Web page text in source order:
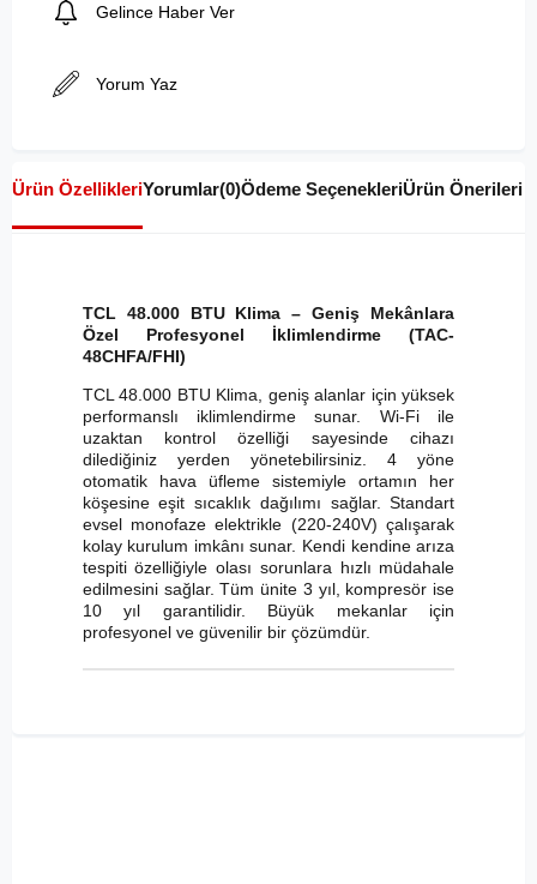
Gelince Haber Ver
Yorum Yaz
Ürün ÖzellikleriYorumlar(0)Ödeme SeçenekleriÜrün Önerileri
TCL 48.000 BTU Klima – Geniş Mekânlara
Özel Profesyonel İklimlendirme (TAC-
48CHFA/FHI)
TCL 48.000 BTU Klima, geniş alanlar için yüksek
performanslı iklimlendirme sunar. Wi-Fi ile
uzaktan kontrol özelliği sayesinde cihazı
dilediğiniz yerden yönetebilirsiniz. 4 yöne
otomatik hava üfleme sistemiyle ortamın her
köşesine eşit sıcaklık dağılımı sağlar. Standart
evsel monofaze elektrikle (220-240V) çalışarak
kolay kurulum imkânı sunar. Kendi kendine arıza
tespiti özelliğiyle olası sorunlara hızlı müdahale
edilmesini sağlar. Tüm ünite 3 yıl, kompresör ise
10 yıl garantilidir. Büyük mekanlar için
profesyonel ve güvenilir bir çözümdür.